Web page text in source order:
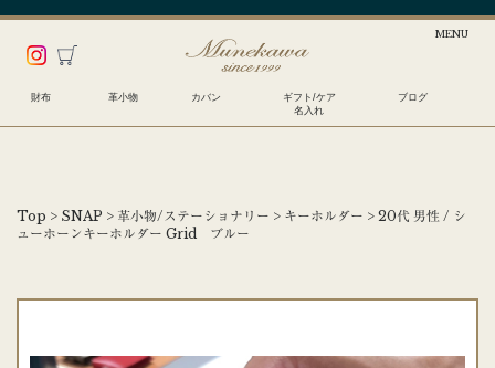
財布 革小物 カバン
ギフト/ケア
名入れ
ブログ
Top > SNAP > 革小物/ステーショナリー > キーホルダー > 20代 男性 / シ
ューホーンキーホルダー Grid ブルー